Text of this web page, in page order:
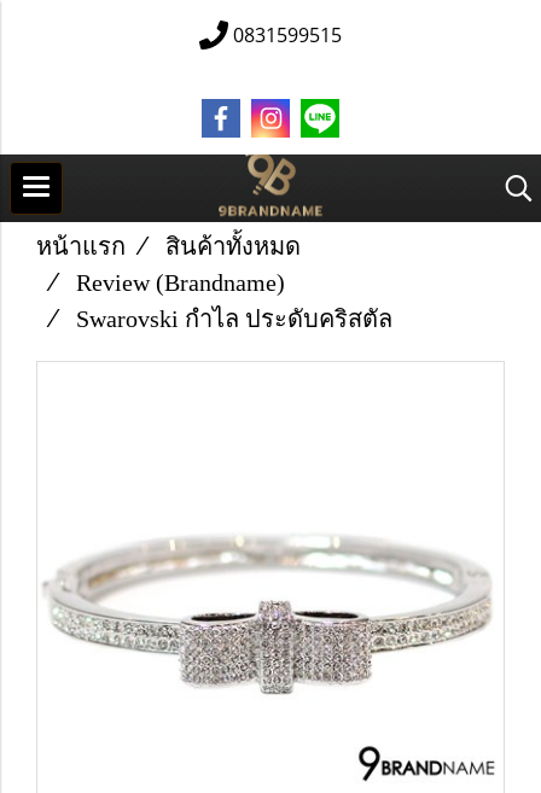
0831599515
หน้าแรก
สินค้าทั้งหมด
Review (Brandname)
Swarovski กำไล ประดับคริสตัล